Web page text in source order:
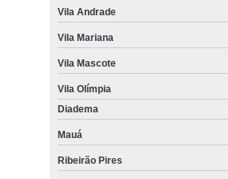
Vila Andrade
Vila Mariana
Vila Mascote
Vila Olímpia
Diadema
Mauá
Ribeirão Pires